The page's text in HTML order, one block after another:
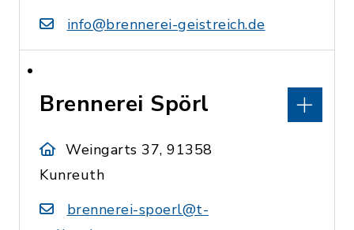
info@brennerei-geistreich.de
Brennerei Spörl
Weingarts 37, 91358
Kunreuth
brennerei-spoerl@t-